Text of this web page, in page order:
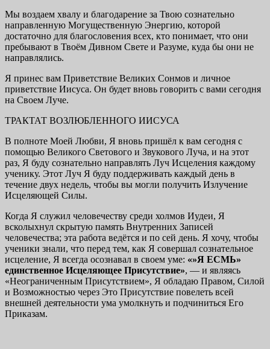
Мы воздаем хвалу и благодарение за Твою сознательно
направленную Могущественную Энергию, которой
достаточно для благословения всех, кто понимает, что они
пребывают в Твоём Дивном Свете и Разуме, куда бы они не
направлялись.
Я принес вам Приветствие Великих Сонмов и личное
приветствие Иисуса. Он будет вновь говорить с вами сегодня
на Своем Луче.
ТРАКТАТ ВОЗЛЮБЛЕННОГО ИИСУСА
В полноте Моей Любви, Я вновь пришёл к вам сегодня с
помощью Великого Светового и Звукового Луча, и на этот
раз, Я буду сознательно направлять Луч Исцеления каждому
ученику. Этот Луч Я буду поддерживать каждый день в
течение двух недель, чтобы вы могли получить Излучение
Исцеляющей Силы.
Когда Я служил человечеству среди холмов Иудеи, Я
всколыхнул скрытую память Внутренних Записей
человечества; эта работа ведётся и по сей день. Я хочу, чтобы
ученики знали, что перед тем, как Я совершал сознательное
исцеление, Я всегда осознавал в своем уме: «»Я ЕСМЬ»
единственное Исцеляющее Присутствие», — и являясь
«Неограниченным Присутствием», Я обладаю Правом, Силой
и Возможностью через Это Присутствие повелеть всей
внешней деятельности ума умолкнуть и подчиниться Его
Приказам.